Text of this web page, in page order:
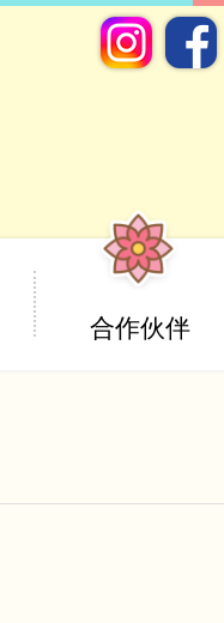
合作伙伴